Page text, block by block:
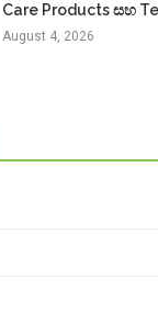
Care Products සහ
August 4, 2026